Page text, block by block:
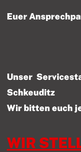
Euer
Tel:
Unser
Schkeuditz
Wir bitten euch
WIR